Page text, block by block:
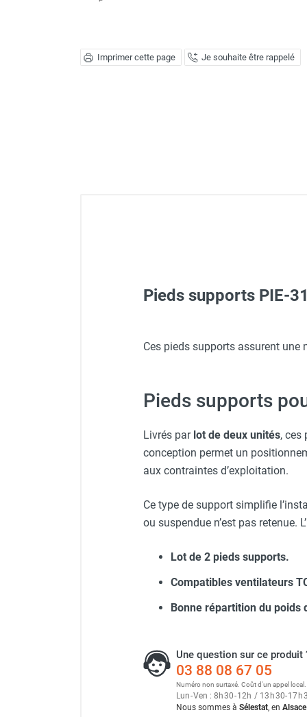
Extracteur d'air mural centrifuge
professionnel
Déshumidificateur fixe
Déshumidificateur à adsorption /
Purificateur d'air
Sèche-main et sèche-cheveux
Distributeur de savon
Chauffage d'atelier fixe au fioul et
Aérotherme au fioul
Chauffage polycombustible / huile
Chauffage d'atelier suspendu
Chauffage suspendu au fioul
Chauffage suspendu au gaz
Imprimer cette page Je souhaite être rappelé
Ventilateur extracteur d'air
Ventilateur extracteur d'air
Pieds supports PIE-
Ces pieds supports assurent une
Pieds supports
Livrés par lot de deux unités, ces
conception permet un
aux contraintes d’exploitation.
Ce type de support simplifie
ou suspendue n’est pas retenue.
Lot de 2 pieds supports.
Compatibles ventilateurs
Bonne répartition du poids
Une question sur ce produit
03 88 08 67 05
Numéro non surtaxé. Coût d'un appel local.
Lun-Ven : 8h30-12h / 13h30-17h
Nous sommes à Sélestat, en Alsace